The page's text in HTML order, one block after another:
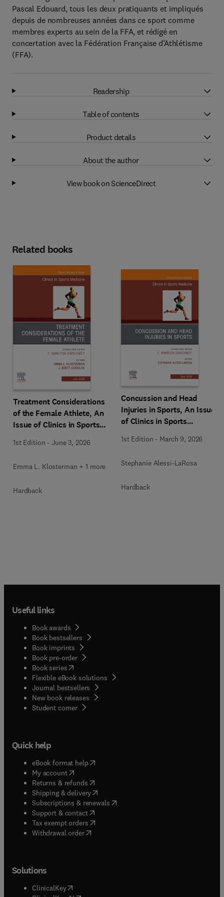
Pascal Edouard, tous les deux pratiquants et impliqués
depuis de nombreuses années dans ce sport comme
membres experts au sein de la FFA, et rédigé en
concertation avec la Fédération Française d’Athlétisme
(FFA).
Readership
Table of contents
Product details
About the author
View book on ScienceDirect
Related books
Treatment Considerations
of the Female Athlete, An
Issue of Clinics in Sports
1st Edition -June 3, 2026
Emma L. Klosterman + 1 more
Hardback
Concussion and Head
Injuries in Sports, An Issue
of Clinics in Sports
1st Edition - March 9, 2026
Stephanie Alessi-LaRosa
Hardback
Useful links
Book awards
Book bestsellers
Book imprints
Book pre-order
Book series(opens in new tab/window
Flexible eBook solutions
Journal bestsellers
New book releases
Student corner( opens in new tab/window
Quick help
eBook format help( opens in new tab/window
My account( opens in new tab/window
Returns & refunds( opens in new tab/window
Shipping & delivery(opens in new tab/window
Subscriptions & renewals( opens in new tab/window
Support & contact( opens in new tab/window
Tax exempt orders( opens in new tab/window
Withdrawal order
Solutions
ClinicalKey(opens in new tab/window